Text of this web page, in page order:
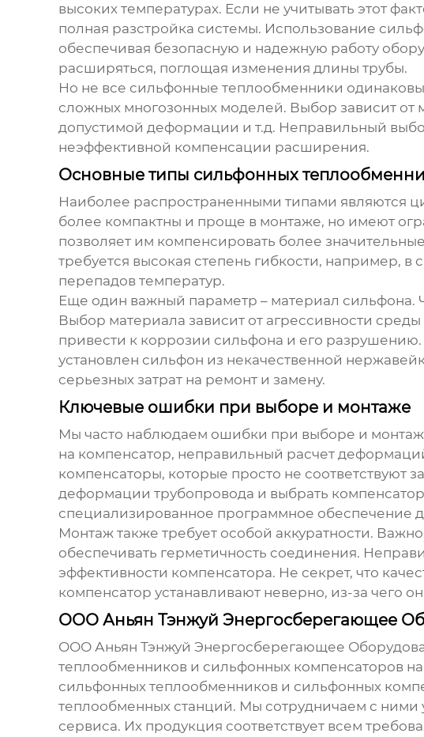
высоких температурах. Если не учитывать этот
полная разстройка системы. Использование
обеспечивая безопасную и надежную работу
расширяться, поглощая изменения длины трубы.
Но не все сильфонные теплообменники
сложных многозонных моделей. Выбор зависит от
допустимой деформации и т.д. Неправильный
неэффективной компенсации расширения.
Основные типы сильфонных
Наиболее распространенными типами являются
более компактны и проще в монтаже, но имеют
позволяет им компенсировать более
требуется высокая степень гибкости, например,
перепадов температур.
Еще один важный параметр – материал сильфона.
Выбор материала зависит от агрессивности
привести к коррозии сильфона и его
установлен сильфон из некачественной
серьезных затрат на ремонт и замену.
Ключевые ошибки при выборе и монтаже
Мы часто наблюдаем ошибки при выборе и
на компенсатор, неправильный расчет
компенсаторы, которые просто не соответствуют
деформации трубопровода и выбрать
специализированное программное обеспечение
Монтаж также требует особой аккуратности.
обеспечивать герметичность соединения.
эффективности компенсатора. Не секрет, что
компенсатор устанавливают неверно, из-за чего
ООО Аньян Тэнжуй Энергосберегающее
ООО Аньян Тэнжуй Энергосберегающее
теплообменников и сильфонных компенсаторовна
сильфонных теплообменников и сильфонных
теплообменных станций. Мы сотрудничаем с ними
сервиса. Их продукция соответствует всем